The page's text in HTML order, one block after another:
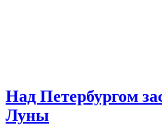
Над Петербургом
Луны